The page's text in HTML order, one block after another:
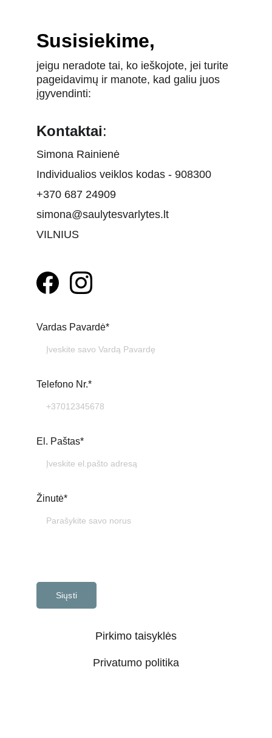
Susisiekime,
jeigu neradote tai, ko ieškojote, jei turite
pageidavimų ir manote, kad galiu juos
įgyvendinti:
Kontaktai:
Simona Rainienė
Individualios veiklos kodas - 908300
+370 687 24909
simona@saulytesvarlytes.lt
VILNIUS
Vardas Pavardė*
Telefono Nr.*
El. Paštas*
Žinutė*
Siųsti
Privatumo politika
Pirkimo taisyklės